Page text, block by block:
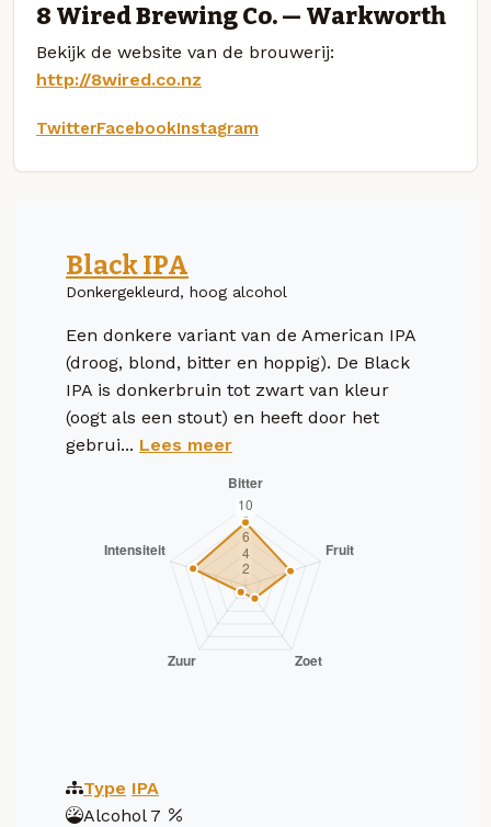
8 Wired Brewing Co. — Warkworth
Bekijk de website van de brouwerij:
http://8wired.co.nz
TwitterFacebookInstagram
Black IPA
Donkergekleurd, hoog alcohol
Een donkere variant van de American IPA
(droog, blond, bitter en hoppig). De Black
IPA is donkerbruin tot zwart van kleur
(oogt als een stout) en heeft door het
gebrui... Lees meer
Type IPA
Alcohol 7